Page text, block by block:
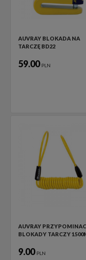
AUVRAY BLOKADA NA
TARCZĘ BD22
59.00 PLN
AUVRAY
BLOKADY TARCZY
9.00 PLN